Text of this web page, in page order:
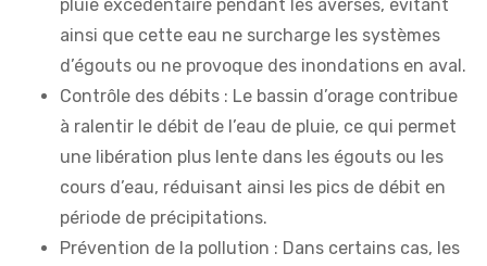
pluie excédentaire pendant les averses, évitant
ainsi que cette eau ne surcharge les systèmes
d’égouts ou ne provoque des inondations en aval.
Contrôle des débits : Le bassin d’orage contribue
à ralentir le débit de l’eau de pluie, ce qui permet
une libération plus lente dans les égouts ou les
cours d’eau, réduisant ainsi les pics de débit en
période de précipitations.
Prévention de la pollution : Dans certains cas, les